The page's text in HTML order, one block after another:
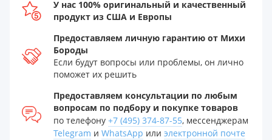
У нас 100% оригинальный и качественный
продукт из США и Европы
Предоставляем личную гарантию от Михи
Бороды
Если будут вопросы или проблемы, он лично
поможет их решить
Предоставляем консультации по любым
вопросам по подбору и покупке товаров
по телефону +7 (495) 374-87-55, мессенджерам
Telegram и WhatsApp или электронной почте